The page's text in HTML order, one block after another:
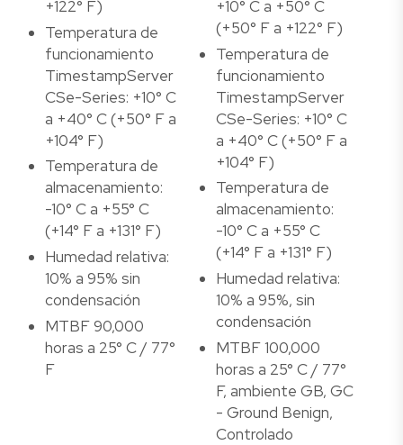
+122° F)
Temperatura de
funcionamiento
TimestampServer
CSe-Series: +10° C
a +40° C (+50° F a
+104° F)
Temperatura de
almacenamiento:
-10° C a +55° C
(+14° F a +131° F)
Humedad relativa:
10% a 95% sin
condensación
MTBF 90,000
horas a 25° C / 77°
F
+10° C a +50° C
(+50° F a +122° F)
Temperatura de
funcionamiento
TimestampServer
CSe-Series: +10° C
a +40° C (+50° F a
+104° F)
Temperatura de
almacenamiento:
-10° C a +55° C
(+14° F a +131° F)
Humedad relativa:
10% a 95%, sin
condensación
MTBF 100,000
horas a 25° C / 77°
F, ambiente GB, GC
- Ground Benign,
Controlado